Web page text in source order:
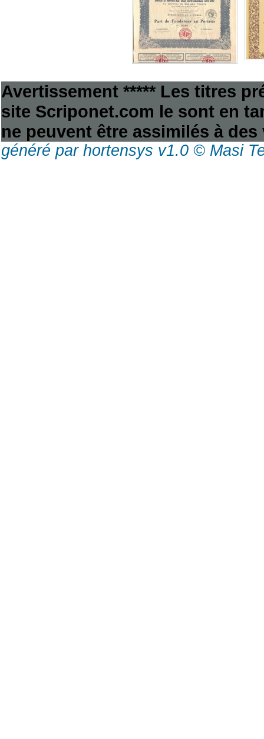
Avertissement ***** Les titres
site Scriponet.com le sont en
ne peuvent être assimilés à
généré par hortensys v1.0 © Masi